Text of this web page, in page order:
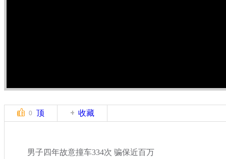
0 顶 收藏
男子四年故意撞车334次 骗保近百万